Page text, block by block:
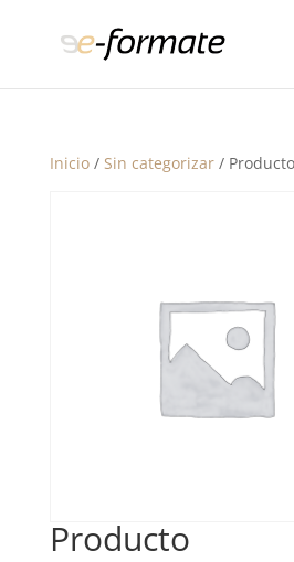
Inicio/ Sin categorizar/ Producto
Producto